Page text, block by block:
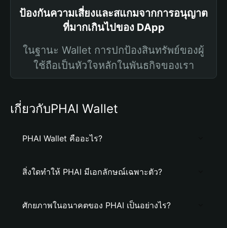
ป้องกันความเสี่ยงและสแกมจากการอนุญาต
ที่มากเกินไปของ DApp
ในฐานะ Wallet การปกป้องสินทรัพย์ของผู้
ใช้ถือเป็นหัวใจหลักในพันธกิจของเรา
เกี่ยวกับPHAI Wallet
PHAI Wallet คืออะไร?
สิ่งใดทำให้ PHAI มีเอกลักษณ์เฉพาะตัว?
ศักยภาพในอนาคตของ PHAI เป็นอย่างไร?